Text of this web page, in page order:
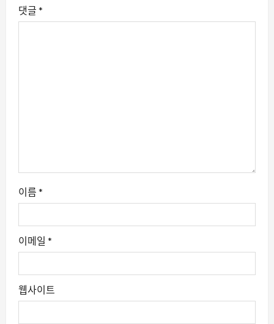
댓글 *
이름 *
이메일 *
웹사이트